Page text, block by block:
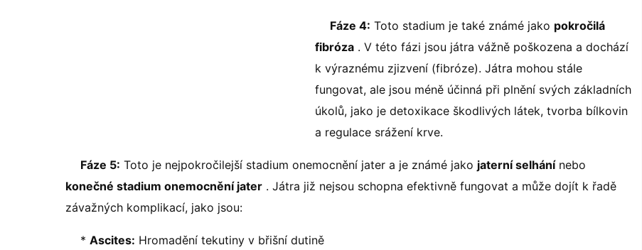
Fáze 4: Toto stadium je také známé jako pokročilá
fibróza . V této fázi jsou játra vážně poškozena a dochází
k výraznému zjizvení (fibróze). Játra mohou stále
fungovat, ale jsou méně účinná při plnění svých základních
úkolů, jako je detoxikace škodlivých látek, tvorba bílkovin
a regulace srážení krve.
Fáze 5: Toto je nejpokročilejší stadium onemocnění jater a je známé jako jaterní selhánínebo
konečné stadium onemocnění jater . Játra již nejsou schopna efektivně fungovat a může dojít k řadě
závažných komplikací, jako jsou:
* Ascites: Hromadění tekutiny v břišní dutině